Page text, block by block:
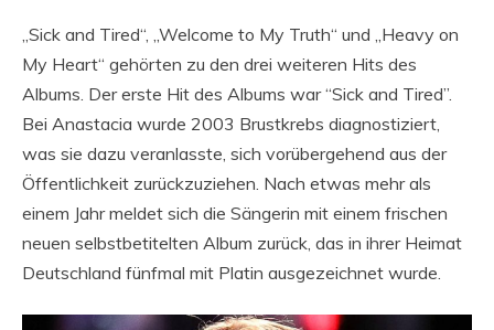
„Sick and Tired“, „Welcome to My Truth“ und „Heavy on
My Heart“ gehörten zu den drei weiteren Hits des
Albums. Der erste Hit des Albums war “Sick and Tired”.
Bei Anastacia wurde 2003 Brustkrebs diagnostiziert,
was sie dazu veranlasste, sich vorübergehend aus der
Öffentlichkeit zurückzuziehen. Nach etwas mehr als
einem Jahr meldet sich die Sängerin mit einem frischen
neuen selbstbetitelten Album zurück, das in ihrer Heimat
Deutschland fünfmal mit Platin ausgezeichnet wurde.